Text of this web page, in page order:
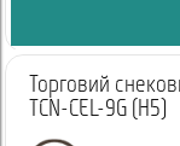
Торговий
TCN-CEL-9G (H5)